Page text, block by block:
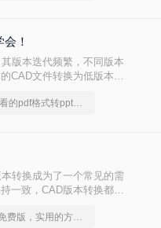
！
版本迭代频繁，不同版本
CAD文件转换为低版本，
你一定要看的pdf格式转ppt方法，看到的都学会了
转换成为了一个常见的需
一致，CAD版本转换都显
pdf转ppt免费版，实用的方法来了